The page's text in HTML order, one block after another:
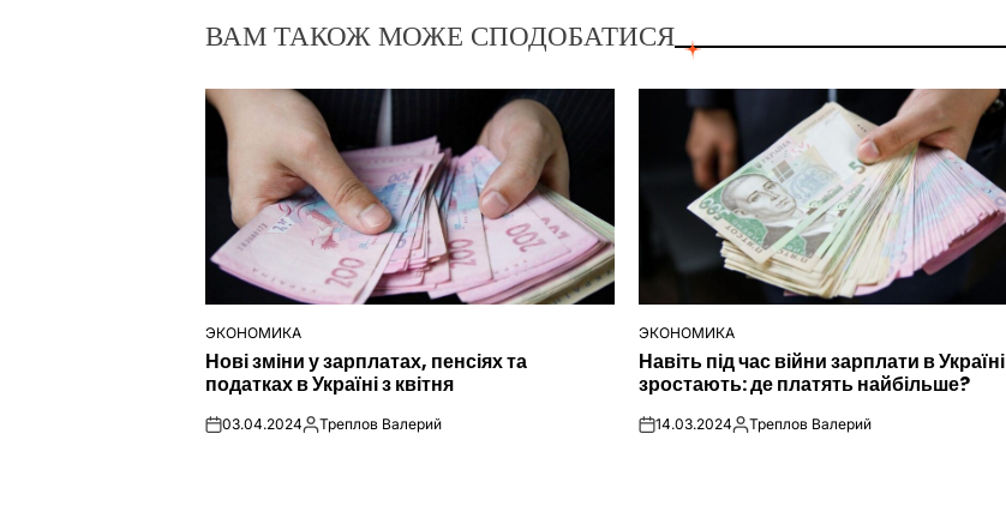
ВАМ ТАКОЖ МОЖЕ СПОДОБАТИСЯ
ОПУБЛІКУВАТИ
У
ЭКОНОМИКА
Нові зміни у зарплатах, пенсіях та
податках в Україні з квітня
on03.04.2024Опубліковано
Треплов Валерий
ОПУБЛІКУВАТИ
У
ЭКОНОМИКА
Навіть під час війни зарплати в Україні
зростають: де платять найбільше?
on14.03.2024Опубліковано
Треплов Валерий